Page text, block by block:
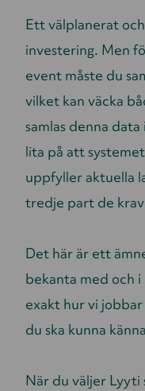
Ett välplanerat
investering. Men
event måste du
vilket kan väcka
samlas denna
lita på att
uppfyller aktuella
tredje part de krav
Det här är ett
bekanta med och
exakt hur vi
du ska kunna
När du väljer